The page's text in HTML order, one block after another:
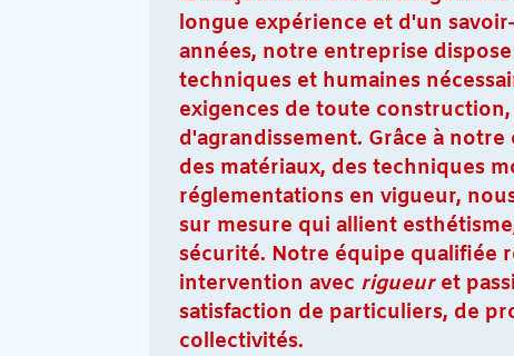
longue expérience et d'un
années, notre entreprise
techniques et humaines
exigences de toute
d'agrandissement. Grâce à
des matériaux, des techniques
réglementations en vigueur,
sur mesure qui allient
sécurité. Notre équipe qualifiée
intervention avec rigueuret
satisfaction de particuliers, de
collectivités.